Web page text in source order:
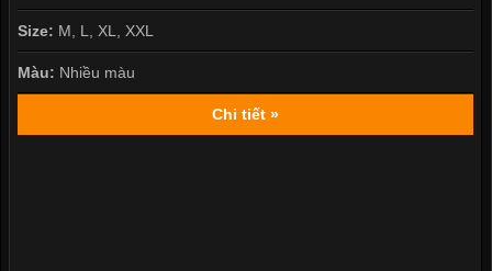
Size: M, L, XL, XXL
Màu: Nhiều màu
Chi tiết »